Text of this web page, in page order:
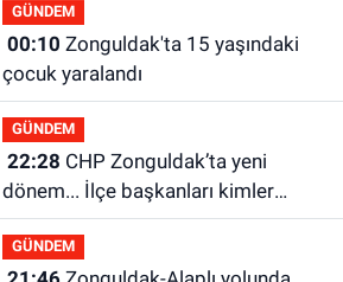
GÜNDEM
00:10
çocuk yaralandı
GÜNDEM
22:28
dönem... İlçe başkanları kimler
olacak?
GÜNDEM